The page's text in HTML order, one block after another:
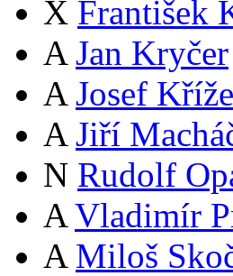
X František
A Jan Kryčer
A Josef
A Jiří
N Rudolf
A Vladimír
A Miloš